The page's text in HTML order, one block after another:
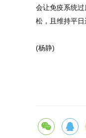
会让免疫系统
松，且维持平
(杨静)